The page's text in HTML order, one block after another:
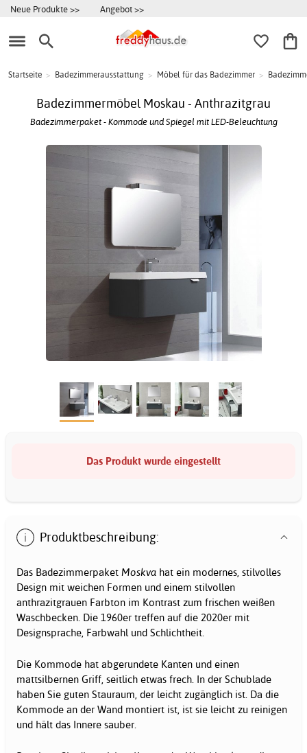
Neue Produkte >> Angebot >>
Startseite > Badezimmerausstattung > Möbel für das Badezimmer >
Badezimmermöbel Moskau - Anthrazitgrau
Badezimmerpaket - Kommode und Spiegel mit LED-Beleuchtung
Das Produkt wurde eingestellt
Produktbeschreibung:
Das Badezimmerpaket Moskva hat ein modernes, stilvolles
Design mit weichen Formen und einem stilvollen
anthrazitgrauen Farbton im Kontrast zum frischen weißen
Waschbecken. Die 1960er treffen auf die 2020er mit
Designsprache, Farbwahl und Schlichtheit.
Die Kommode hat abgerundete Kanten und einen
mattsilbernen Griff, seitlich etwas frech. In der Schublade
haben Sie guten Stauraum, der leicht zugänglich ist. Da die
Kommode an der Wand montiert ist, ist sie leicht zu reinigen
und hält das Innere sauber.